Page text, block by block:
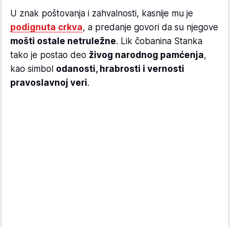
U znak poštovanja i zahvalnosti, kasnije mu je
podignuta crkva, a predanje govori da su njegove
mošti ostale netruležne. Lik čobanina Stanka
tako je postao deo živog narodnog pamćenja,
kao simbol odanosti, hrabrosti i vernosti
pravoslavnoj veri.